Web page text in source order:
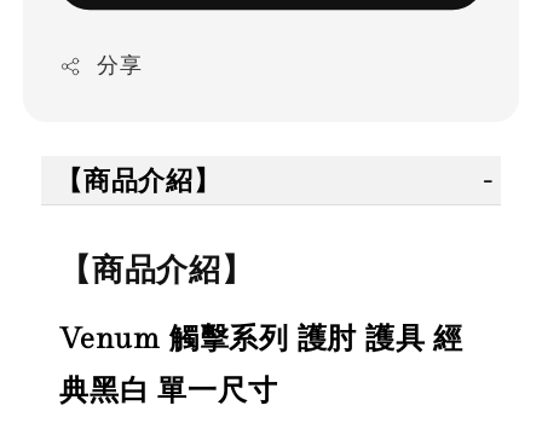
分享
【商品介紹】
【商品介紹】
Venum 觸擊系列 護肘 護具 經
典黑白 單一尺寸